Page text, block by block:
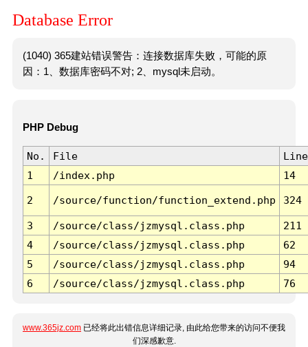
Database Error
(1040) 365建站错误警告：连接数据库失败，可能的原
因：1、数据库密码不对; 2、mysql未启动。
PHP Debug
No. File
Line
1
/index.php 14
2 /source/function/function_extend.php 324
3 /source/class/jzmysql.class.php
211
4
/source/class/jzmysql.class.php
62
5
/source/class/jzmysql.class.php
94
6
/source/class/jzmysql.class.php 76
www.365jz.com 已经将此出错信息详细记录, 由此给您带来的访问不便我
们深感歉意.